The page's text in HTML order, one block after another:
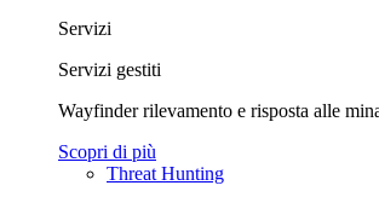
Servizi
Servizi gestiti
Wayfinder rilevamento e risposta alle
Scopri di più
Threat Hunting